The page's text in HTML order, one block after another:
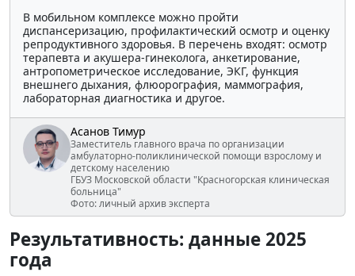
В мобильном комплексе можно пройти
диспансеризацию, профилактический осмотр и оценку
репродуктивного здоровья. В перечень входят: осмотр
терапевта и акушера-гинеколога, анкетирование,
антропометрическое исследование, ЭКГ, функция
внешнего дыхания, флюорография, маммография,
лабораторная диагностика и другое.
Асанов Тимур
Заместитель главного врача по организации
амбулаторно-поликлинической помощи взрослому и
детскому населению
ГБУЗ Московской области "Красногорская клиническая
больница"
Фото: личный архив эксперта
Результативность: данные 2025
года